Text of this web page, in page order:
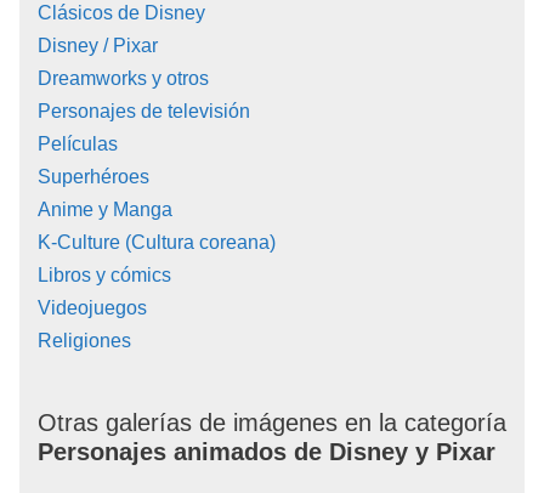
Clásicos de Disney
Disney / Pixar
Dreamworks y otros
Personajes de televisión
Películas
Superhéroes
Anime y Manga
K-Culture (Cultura coreana)
Libros y cómics
Videojuegos
Religiones
Otras galerías de imágenes en la categoría
Personajes animados de Disney y Pixar